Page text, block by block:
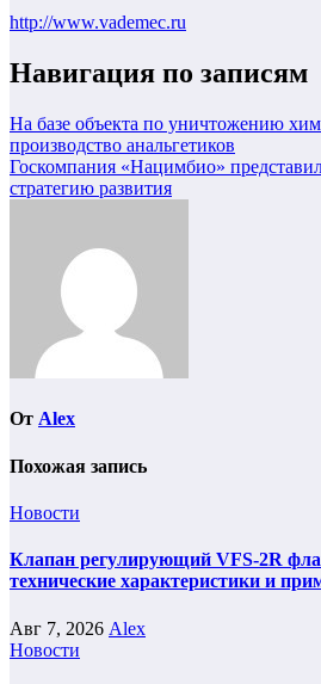
http://www.vademec.ru
Навигация по записям
На базе объекта по уничтожению
производство анальгетиков
Госкомпания «Нацимбио»
стратегию развития
От Alex
Похожая запись
Новости
Клапан регулирующий VFS-2R
технические характеристики и
Авг 7, 2026 Alex
Новости